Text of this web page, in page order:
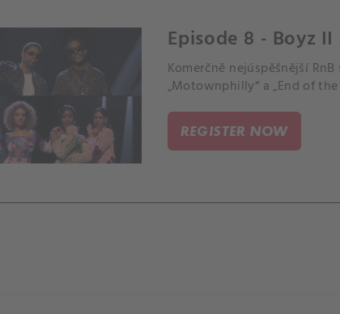
Episode 8 - Boyz II
Komerčně nejúspěšnější
„Motownphilly“ a „End of the
REGISTER NOW